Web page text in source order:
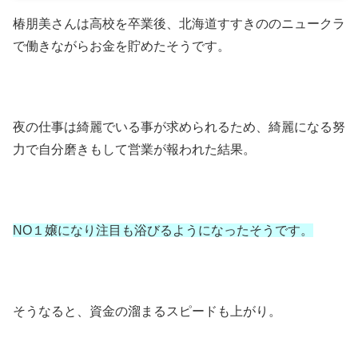
椿朋美さんは高校を卒業後、北海道すすきののニュークラ
で働きながらお金を貯めたそうです。
夜の仕事は綺麗でいる事が求められるため、綺麗になる努
力で自分磨きもして営業が報われた結果。
NO１嬢になり注目も浴びるようになったそうです。
そうなると、資金の溜まるスピードも上がり。